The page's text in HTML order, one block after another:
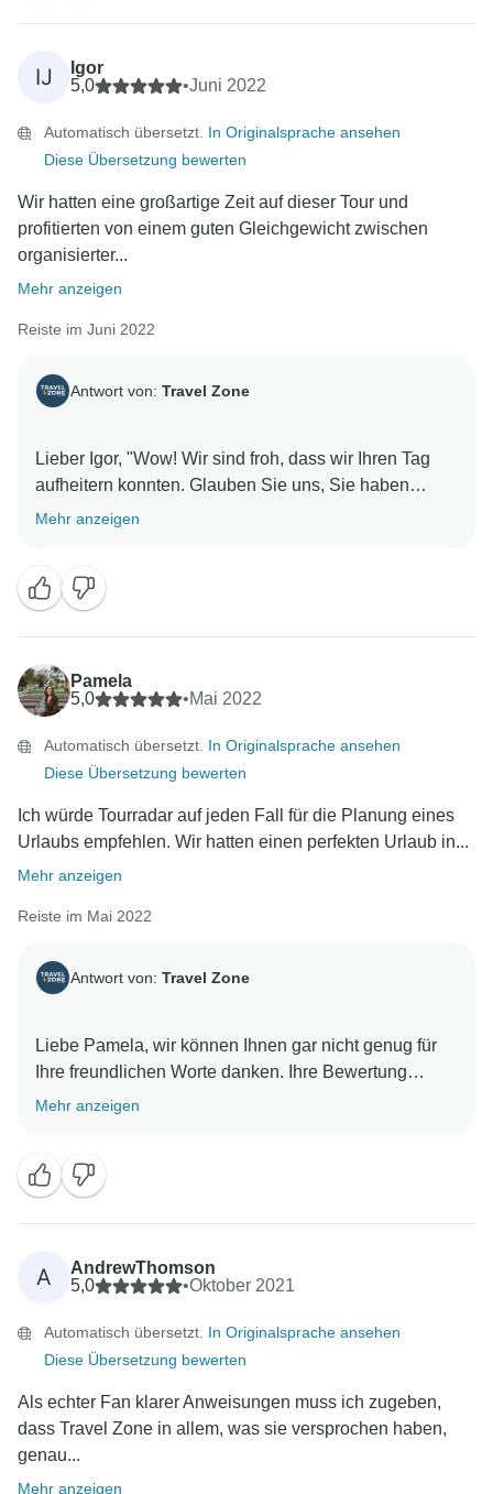
IJ
Igor
5,0
•Juni 2022
Automatisch übersetzt. In Originalsprache ansehen
Diese Übersetzung bewerten
Wir hatten eine großartige Zeit auf dieser Tour und
profitierten von einem guten Gleichgewicht zwischen
organisierter...
Mehr anzeigen
Reiste im Juni 2022
Antwort von: Travel Zone
Lieber Igor, "Wow! Wir sind froh, dass wir Ihren Tag
aufheitern konnten. Glauben Sie uns, Sie haben
unseren Tag durch Ihre Erfahrung ungemein
Mehr anzeigen
Pamela
5,0
•Mai 2022
Automatisch übersetzt. In Originalsprache ansehen
Diese Übersetzung bewerten
Ich würde Tourradar auf jeden Fall für die Planung eines
Urlaubs empfehlen. Wir hatten einen perfekten Urlaub in...
Mehr anzeigen
Reiste im Mai 2022
Antwort von: Travel Zone
Liebe Pamela, wir können Ihnen gar nicht genug für
Ihre freundlichen Worte danken. Ihre Bewertung
bedeutet uns sehr viel und zeigt uns, dass wir auf dem
danken Ihnen nochmals! Dilimar und das Travel Zone
Mehr anzeigen
A
AndrewThomson
5,0
•Oktober 2021
Automatisch übersetzt. In Originalsprache ansehen
Diese Übersetzung bewerten
Als echter Fan klarer Anweisungen muss ich zugeben,
dass Travel Zone in allem, was sie versprochen haben,
genau...
Mehr anzeigen